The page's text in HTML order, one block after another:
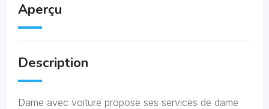
Aperçu
Description
Dame avec voiture propose ses services de dame